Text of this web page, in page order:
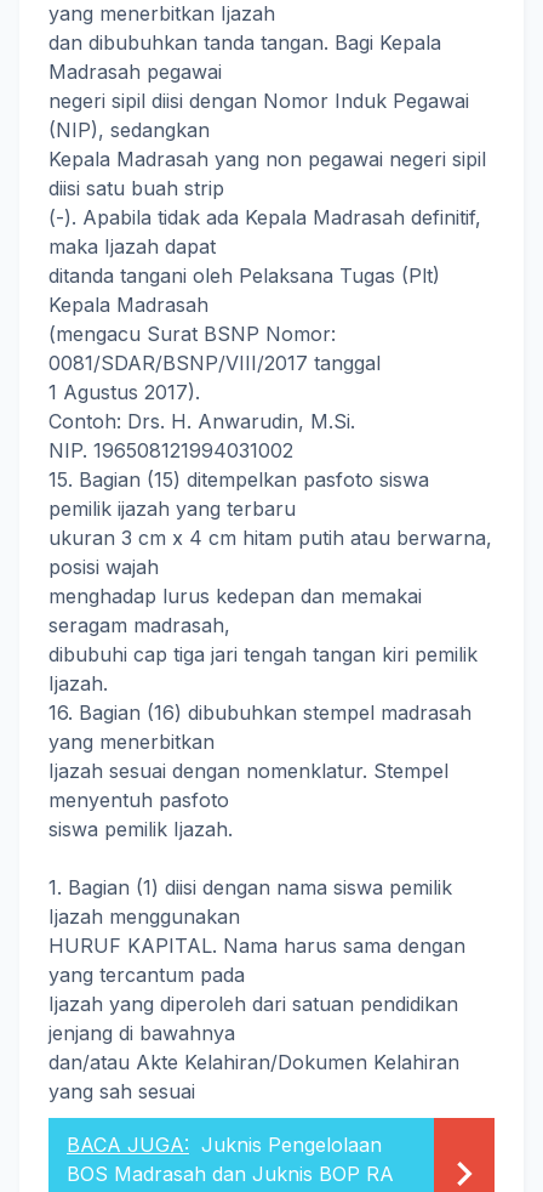
yang menerbitkan Ijazah
dan dibubuhkan tanda tangan. Bagi Kepala
Madrasah pegawai
negeri sipil diisi dengan Nomor Induk Pegawai
(NIP), sedangkan
Kepala Madrasah yang non pegawai negeri sipil
diisi satu buah strip
(-). Apabila tidak ada Kepala Madrasah definitif,
maka Ijazah dapat
ditanda tangani oleh Pelaksana Tugas (Plt)
Kepala Madrasah
(mengacu Surat BSNP Nomor:
0081/SDAR/BSNP/VIII/2017 tanggal
1 Agustus 2017).
Contoh: Drs. H. Anwarudin, M.Si.
NIP. 196508121994031002
15. Bagian (15) ditempelkan pasfoto siswa
pemilik ijazah yang terbaru
ukuran 3 cm x 4 cm hitam putih atau berwarna,
posisi wajah
menghadap lurus kedepan dan memakai
seragam madrasah,
dibubuhi cap tiga jari tengah tangan kiri pemilik
Ijazah.
16. Bagian (16) dibubuhkan stempel madrasah
yang menerbitkan
Ijazah sesuai dengan nomenklatur. Stempel
menyentuh pasfoto
siswa pemilik Ijazah.
1. Bagian (1) diisi dengan nama siswa pemilik
Ijazah menggunakan
HURUF KAPITAL. Nama harus sama dengan
yang tercantum pada
Ijazah yang diperoleh dari satuan pendidikan
jenjang di bawahnya
dan/atau Akte Kelahiran/Dokumen Kelahiran
yang sah sesuai
BACA JUGA: Juknis Pengelolaan
BOS Madrasah dan Juknis BOP RA